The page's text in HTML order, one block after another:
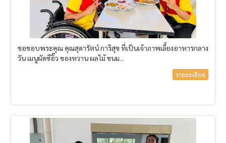
ขอขอบพระคุณ คุณสุดารัตน์ การิสุข ที่เป็นเจ้าภาพเลี้ยงอาหารกลาง
วัน เมนูผัดซีอิ๊ว ของหวาน ผลไม้ ขนม...
รายละเอียด